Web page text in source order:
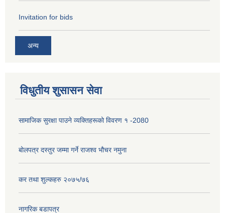
Invitation for bids
अन्य
विधुतीय शुसासन सेवा
सामाजिक सुरक्षा पाउने व्यक्तिहरूको विवरण १ -2080
बोलपत्र दस्तुर जम्मा गर्ने राजश्व भौचर नमुना
कर तथा शुल्कहरु २०७५/७६
नागरिक बडापत्र